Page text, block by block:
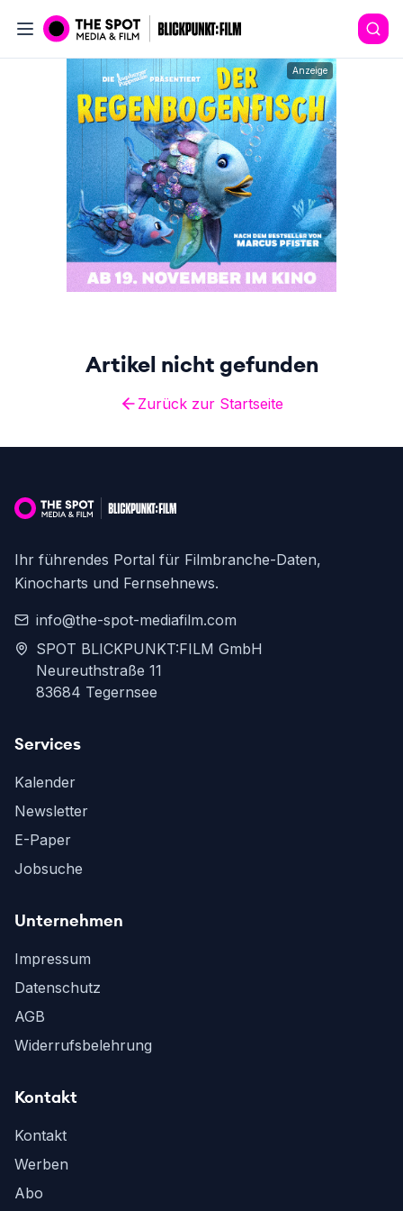
Anzeige
Artikel nicht gefunden
Zurück zur Startseite
Ihr führendes Portal für Filmbranche-Daten,
Kinocharts und Fernsehnews.
info@the-spot-mediafilm.com
SPOT BLICKPUNKT:FILM GmbH
Neureuthstraße 11
83684 Tegernsee
Services
Kalender
Newsletter
E-Paper
Jobsuche
Unternehmen
Impressum
Datenschutz
AGB
Widerrufsbelehrung
Kontakt
Kontakt
Werben
Abo